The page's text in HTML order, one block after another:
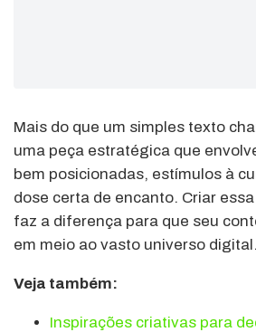
Mais do que um simples texto
uma peça estratégica que
bem posicionadas, estímulos à
dose certa de encanto. Criar
faz a diferença para que seu
em meio ao vasto universo digital.
Veja também:
Inspirações criativas para